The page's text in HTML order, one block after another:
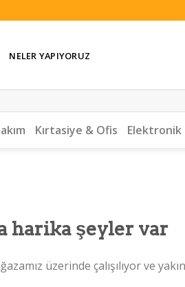
NELER YAPIYORUZ
Kırtasiye & Ofis Elektronik
harika şeyler var
üzerinde çalışılıyor ve